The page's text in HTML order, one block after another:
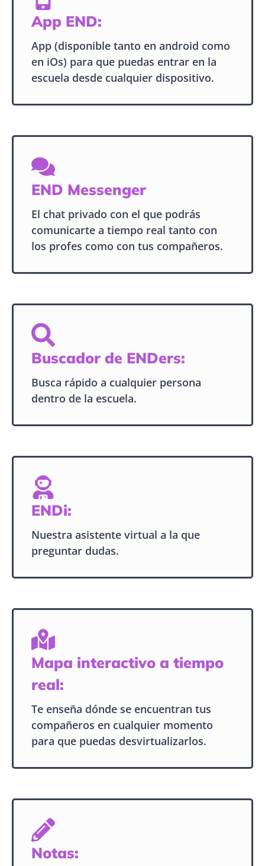
App END:
App (disponible tanto en android como
en iOs) para que puedas entrar en la
escuela desde cualquier dispositivo.
END Messenger
El chat privado con el que podrás
comunicarte a tiempo real tanto con
los profes como con tus compañeros.
Buscador de ENDers:
Busca rápido a cualquier persona
dentro de la escuela.
ENDi:
Nuestra asistente virtual a la que
preguntar dudas.
Mapa interactivo a tiempo
real:
Te enseña dónde se encuentran tus
compañeros en cualquier momento
para que puedas desvirtualizarlos.
Notas: